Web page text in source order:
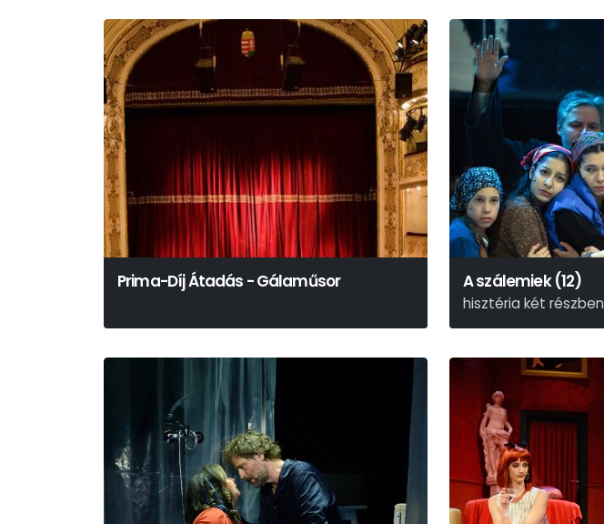
Prima-Díj Átadás - Gálaműsor A szálemiek (12)
hisztéria két részben
Arthur Miller